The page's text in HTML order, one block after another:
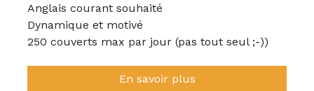
Anglais courant souhaité
Dynamique et motivé
250 couverts max par jour (pas tout seul ;-))
En savoir plus